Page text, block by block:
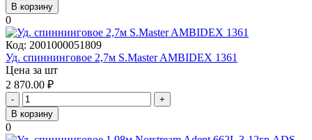
В корзину
0
Код: 2001000051809
Уд. спиннинговое 2,7м S.Master AMBIDEX 1361
Цена за шт
2 870.00 ₽
-
+
В корзину
0